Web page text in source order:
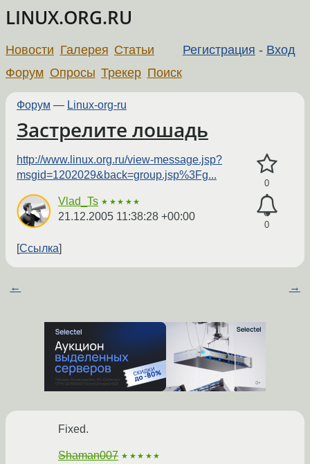
LINUX.ORG.RU
Регистрация - Вход
Новости Галерея Статьи
Форум Опросы Трекер Поиск
Форум — Linux-org-ru
Застрелите лошадь
0
0
http://www.linux.org.ru/view-message.jsp?
msgid=1202029&back=group.jsp%3Fg...
Vlad_Ts ★★★★★
21.12.2005 11:38:28 +00:00
Ссылка
← →
Fixed.
Shaman007 ★★★★★